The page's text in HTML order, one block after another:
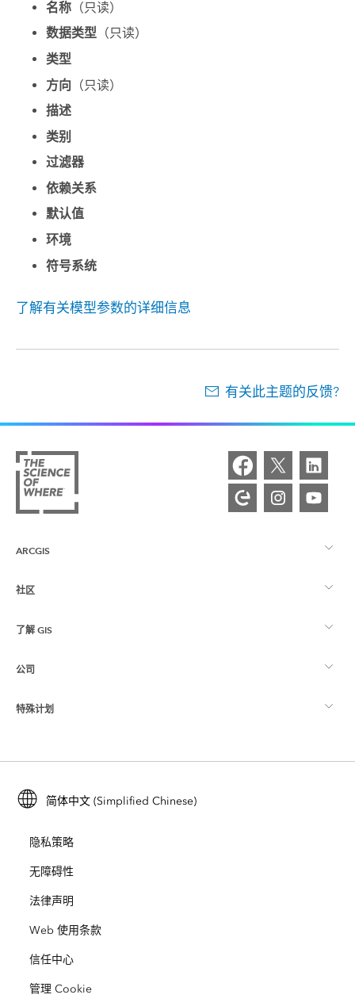
名称 （只读）
数据类型 （只读）
类型
方向 （只读）
描述
类别
过滤器
依赖关系
默认值
环境
符号系统
了解有关模型参数的详细信息
有关此主题的反馈?
ARCGIS
ArcGIS 概览
制图
Esri Store
社区
Esri 社区
ArcGIS 博客
Esri 年轻专家关系网
了解 GIS
什么是 GIS？
位置智能
培训
ArcUser
ArcNews
ArcWatch
Esri 视频
公司
关于 Esri
招贤纳士
开放视野
业务行为准则
特殊计划
ArcGIS for Student Use
保护
教育
简体中文 (Simplified Chinese)
隐私策略
无障碍性
法律声明
Web 使用条款
信任中心
管理 Cookie